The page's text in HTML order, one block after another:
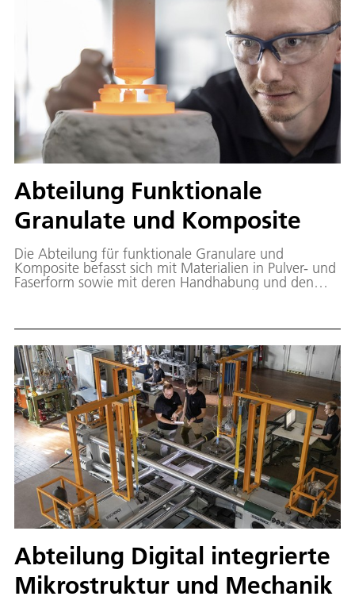
Abteilung Funktionale
Granulate und Komposite
Die Abteilung für funktionale Granulare und
Komposite befasst sich mit Materialien in Pulver- und
Faserform sowie mit deren Handhabung und den
Labor als auch auf Plattformen in Schwerelosigkeit.
Abteilung Digital integrierte
Mikrostruktur und Mechanik